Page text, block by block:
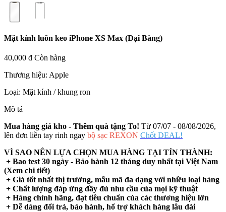
Mặt kính luôn keo iPhone XS Max (Đại Bàng)
40,000 đ Còn hàng
Thương hiệu: Apple
Loại: Mặt kính / khung ron
Mô tả
Mua hàng giá kho - Thêm quà tặng To! Từ 07/07 - 08/08/2026,
lên đơn liền tay rinh ngay bộ sạc REXON Chốt DEAL!
VÌ SAO NÊN LỰA CHỌN MUA HÀNG TẠI TÍN THÀNH:
+ Bao test 30 ngày - Bảo hành 12 tháng duy nhất tại Việt Nam
(Xem chi tiết)
+ Giá tốt nhất thị trường, mẫu mã đa dạng với nhiều loại hàng
+ Chất lượng đáp ứng đầy đủ nhu cầu của mọi kỹ thuật
+ Hàng chính hãng, đạt tiêu chuẩn của các thương hiệu lớn
+ Dễ dàng đổi trả, bảo hành, hổ trợ khách hàng lâu dài